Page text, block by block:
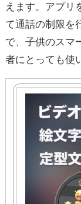
えます。アプリ
て通話の制限を
で、子供のスマ
者にとっても使